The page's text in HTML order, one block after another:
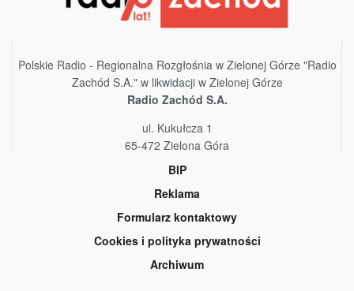
Polskie Radio - Regionalna Rozgłośnia w Zielonej Górze "Radio
Zachód S.A." w likwidacji w Zielonej Górze
Radio Zachód S.A.
ul. Kukułcza 1
65-472 Zielona Góra
BIP
Reklama
Formularz kontaktowy
Cookies i polityka prywatności
Archiwum